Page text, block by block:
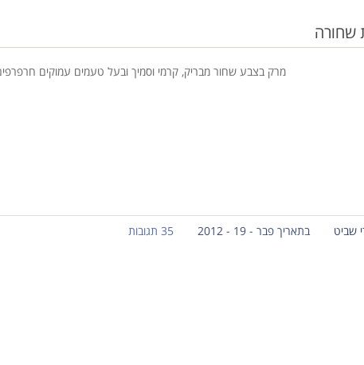
שחורה
מרק בצבע שחור מבריק, קרמי וסמיך ובעל טעמים עמוקים
שביט בתאריך פבר - 19 - 2012 35 תגובות